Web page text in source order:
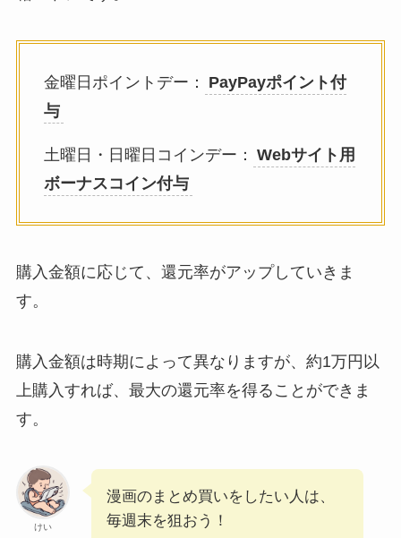
金曜日ポイントデー：
PayPayポイント付
与
土曜日・日曜日コインデー： Webサイト用
ボーナスコイン付与
購入金額に応じて、還元率がアップしていきま
す。
購入金額は時期によって異なりますが、約1万円以
上購入すれば、最大の還元率を得ることができま
す。
けい
漫画のまとめ買いをしたい人は、
毎週末を狙おう！